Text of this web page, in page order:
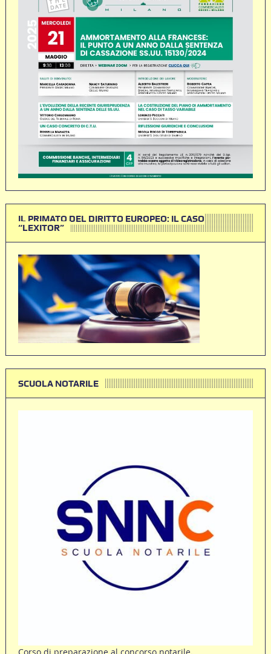
IL PRIMATO DEL DIRITTO EUROPEO: IL CASO
“LEXITOR”
SCUOLA NOTARILE